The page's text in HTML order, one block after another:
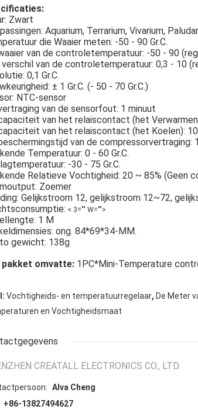
Zwart
Aquarium, Terrarium, Vivarium,
die Waaier meten: -50 - 90 Gr.C.
van de controletemperatuur: -50 - 90
van de controletemperatuur: 0,3 - 10
0,1 Gr.C.
± 1 Gr.C. (- 50 - 70 Gr.C.)
NTC-sensor
van de sensorfout: 1 minuut
van het relaiscontact (het
van het relaiscontact (het Koelen):
van de compressorvertraging:
Temperatuur: 0 - 60 Gr.C.
-30 - 75 Gr.C.
Relatieve Vochtigheid: 20 ~ 85% (Geen
Zoemer
Gelijkstroom 12, gelijkstroom 12~72,
< 3="" W="">
1 M
ong. 84*69*34-MM.
gewicht: 138g
pakket omvatte: 1PC*Mini-Temperature
Vochtigheids- en temperatuurregelaar, De Meter
en Vochtigheidsmaat
CREATALL ELECTRONICS CO., LTD.
Alva Cheng
+86-13827494627